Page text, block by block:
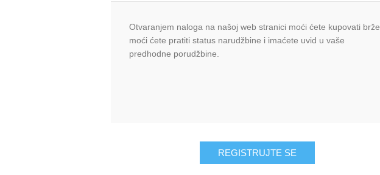
Otvaranjem naloga na našoj web stranici moći ćete kupovati brže,
moći ćete pratiti status narudžbine i imaćete uvid u vaše
predhodne porudžbine.